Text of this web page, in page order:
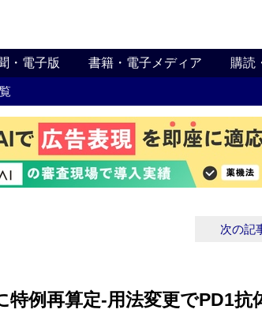
・電子版 書籍・電子メディア 購読
次の記
特例再算定‐用法変更でPD1抗